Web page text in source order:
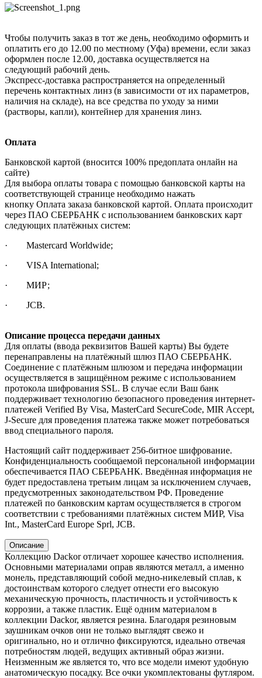
Чтобы получить заказ в тот же день, необходимо оформить и
оплатить его до 12.00 по местному (Уфа) времени, если заказ
оформлен после 12.00, доставка осуществляется на
следующий рабочий день.
Экспресс-доставка распространяется на определенный
перечень контактных линз (в зависимости от их параметров,
наличия на складе), на все средства по уходу за ними
(растворы, капли), контейнер для хранения линз.
Оплата
Банковской картой (вносится 100% предоплата онлайн на
сайте)
Для выбора оплаты товара с помощью банковской карты на
соответствующей странице необходимо нажать
кнопку Оплата заказа банковской картой. Оплата происходит
через ПАО СБЕРБАНК с использованием банковских карт
следующих платёжных систем:
· Mastercard Worldwide;
· VISA International;
· МИР;
· JCB.
Описание процесса передачи данных
Для оплаты (ввода реквизитов Вашей карты) Вы будете
перенаправлены на платёжный шлюз ПАО СБЕРБАНК.
Соединение с платёжным шлюзом и передача информации
осуществляется в защищённом режиме с использованием
протокола шифрования SSL. В случае если Ваш банк
поддерживает технологию безопасного проведения интернет-
платежей Verified By Visa, MasterCard SecureCode, MIR Accept,
J-Secure для проведения платежа также может потребоваться
ввод специального пароля.
Настоящий сайт поддерживает 256-битное шифрование.
Конфиденциальность сообщаемой персональной информации
обеспечивается ПАО СБЕРБАНК. Введённая информация не
будет предоставлена третьим лицам за исключением случаев,
предусмотренных законодательством РФ. Проведение
платежей по банковским картам осуществляется в строгом
соответствии с требованиями платёжных систем МИР, Visa
Int., MasterCard Europe Sprl, JCB.
Описание
Коллекцию Dackor отличает хорошее качество исполнения.
Основными материалами оправ являются металл, а именно
монель, представляющий собой медно-никелевый сплав, к
достоинствам которого следует отнести его высокую
механическую прочность, пластичность и устойчивость к
коррозии, а также пластик. Ещё одним материалом в
коллекции Dackor, является резина. Благодаря резиновым
заушникам очков они не только выглядят свежо и
оригинально, но и отлично фиксируются, идеально отвечая
потребностям людей, ведущих активный образ жизни.
Неизменным же является то, что все модели имеют удобную
анатомическую посадку. Все очки укомплектованы футляром.